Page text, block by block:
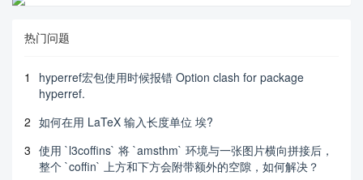
热门问题
1
hyperref宏包使用时候报错 Option clash for package
hyperref.
2 如何在用 LaTeX 输入长度单位 埃?
3 使用 `l3coffins` 将 `amsthm` 环境与一张图片横向拼接后，
整个 `coffin` 上方和下方会附带额外的空隙，如何解决？